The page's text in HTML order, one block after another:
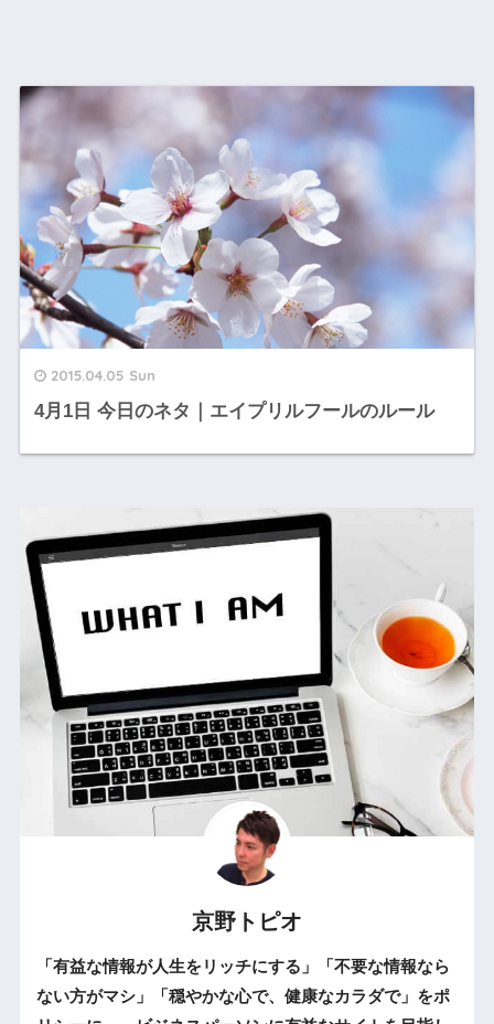
2015.04.05 Sun
4月1日 今日のネタ｜エイプリルフールのルール
京野トピオ
「有益な情報が人生をリッチにする」「不要な情報なら
ない方がマシ」「穏やかな心で、健康なカラダで」をポ